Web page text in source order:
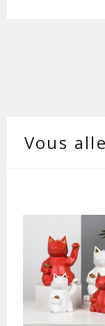
Vous